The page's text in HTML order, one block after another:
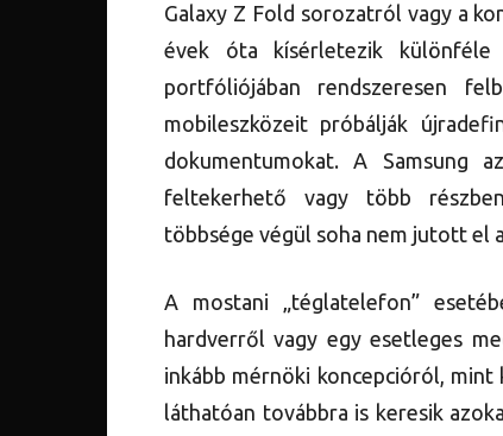
Galaxy Z Fold sorozatról vagy a
évek óta kísérletezik különféle
portfóliójában rendszeresen
mobileszközeit próbálják
dokumentumokat. A Samsung
feltekerhető vagy több
többsége végül soha nem jutott el
A mostani „téglatelefon”
hardverről vagy egy esetleges
inkább mérnöki koncepcióról,
láthatóan továbbra is keresik